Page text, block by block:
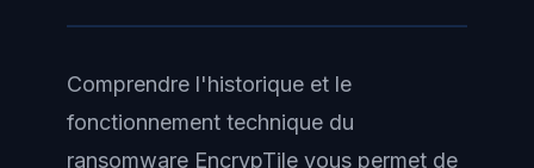
Comprendre l'historique et le
fonctionnement technique du
ransomware EncrypTile vous permet de